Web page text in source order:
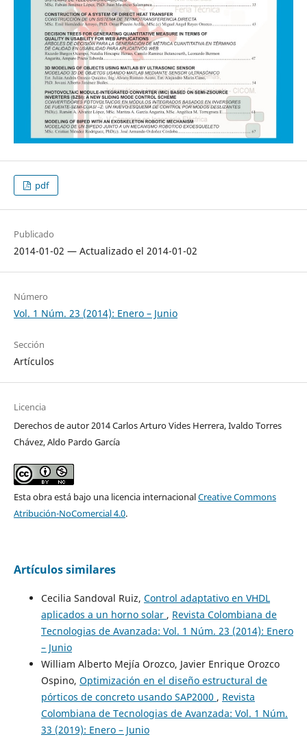
pdf
Publicado
2014-01-02 — Actualizado el 2014-01-02
Número
Vol. 1 Núm. 23 (2014): Enero – Junio
Sección
Artículos
Licencia
Derechos de autor 2014 Carlos Arturo Vides Herrera, Ivaldo Torres
Chávez, Aldo Pardo García
Esta obra está bajo una licencia internacionalCreative Commons
Atribución-NoComercial 4.0.
Artículos similares
Cecilia Sandoval Ruiz, Control adaptativo en VHDL
aplicados a un horno solar , Revista Colombiana de
Tecnologias de Avanzada: Vol. 1 Núm. 23 (2014): Enero
– Junio
William Alberto Mejía Orozco, Javier Enrique Orozco
Ospino, Optimización en el diseño estructural de
pórticos de concreto usando SAP2000 , Revista
Colombiana de Tecnologias de Avanzada: Vol. 1 Núm.
33 (2019): Enero – Junio